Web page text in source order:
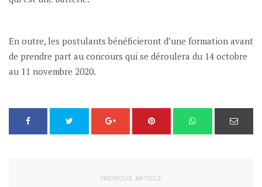
En outre, les postulants bénéficieront d’une formation avant
de prendre part au concours qui se déroulera du 14 octobre
au 11 novembre 2020.
PREVIOUS ARTICLE